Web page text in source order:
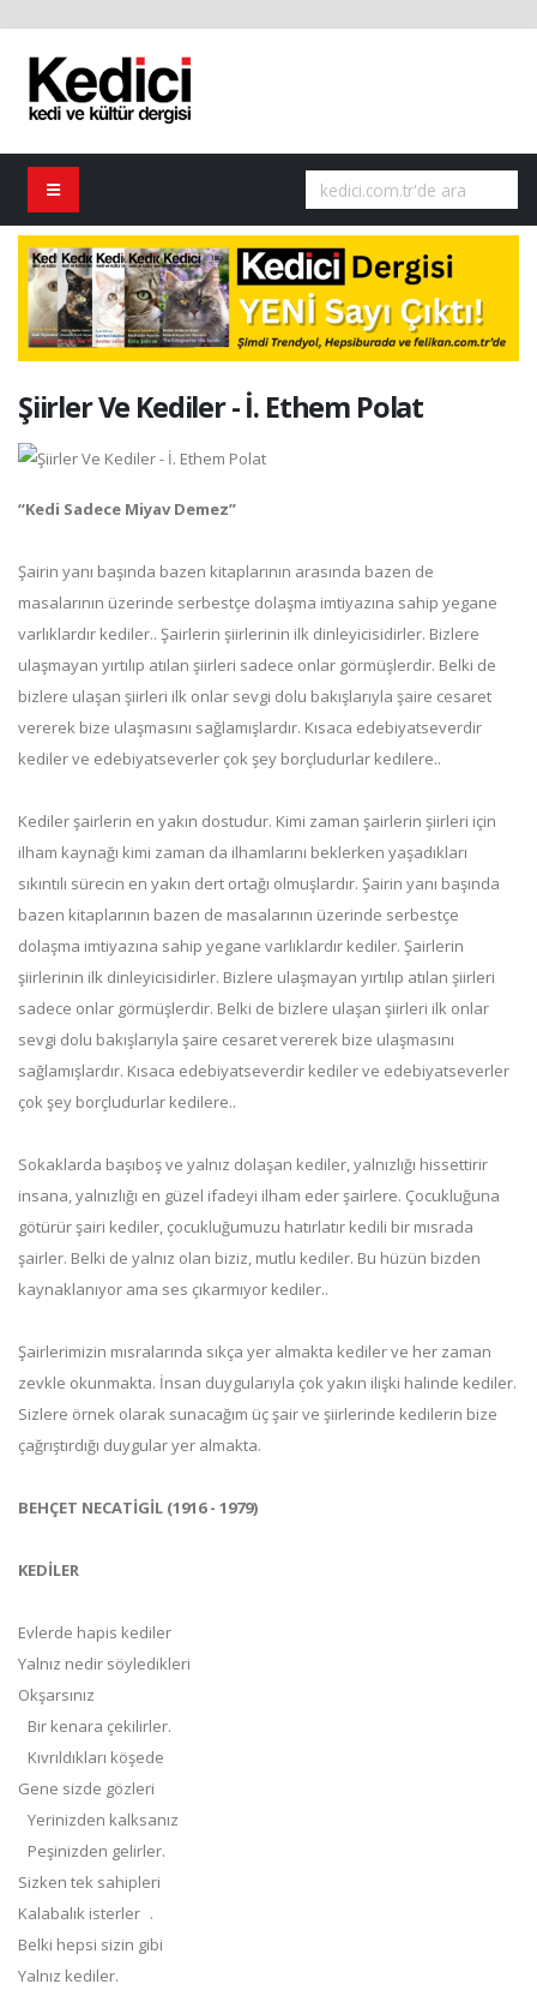
Şiirler Ve Kediler - İ. Ethem Polat
“Kedi Sadece Miyav Demez”
Şairin yanı başında bazen kitaplarının arasında bazen de
masalarının üzerinde serbestçe dolaşma imtiyazına sahip yegane
varlıklardır kediler.. Şairlerin şiirlerinin ilk dinleyicisidirler. Bizlere
ulaşmayan yırtılıp atılan şiirleri sadece onlar görmüşlerdir. Belki de
bizlere ulaşan şiirleri ilk onlar sevgi dolu bakışlarıyla şaire cesaret
vererek bize ulaşmasını sağlamışlardır. Kısaca edebiyatseverdir
kediler ve edebiyatseverler çok şey borçludurlar kedilere..
Kediler şairlerin en yakın dostudur. Kimi zaman şairlerin şiirleri için
ilham kaynağı kimi zaman da ilhamlarını beklerken yaşadıkları
sıkıntılı sürecin en yakın dert ortağı olmuşlardır. Şairin yanı başında
bazen kitaplarının bazen de masalarının üzerinde serbestçe
dolaşma imtiyazına sahip yegane varlıklardır kediler. Şairlerin
şiirlerinin ilk dinleyicisidirler. Bizlere ulaşmayan yırtılıp atılan şiirleri
sadece onlar görmüşlerdir. Belki de bizlere ulaşan şiirleri ilk onlar
sevgi dolu bakışlarıyla şaire cesaret vererek bize ulaşmasını
sağlamışlardır. Kısaca edebiyatseverdir kediler ve edebiyatseverler
çok şey borçludurlar kedilere..
Sokaklarda başıboş ve yalnız dolaşan kediler, yalnızlığı hissettirir
insana, yalnızlığı en güzel ifadeyi ilham eder şairlere. Çocukluğuna
götürür şairi kediler, çocukluğumuzu hatırlatır kedili bir mısrada
şairler. Belki de yalnız olan biziz, mutlu kediler. Bu hüzün bizden
kaynaklanıyor ama ses çıkarmıyor kediler..
Şairlerimizin mısralarında sıkça yer almakta kediler ve her zaman
zevkle okunmakta. İnsan duygularıyla çok yakın ilişki halinde kediler.
Sizlere örnek olarak sunacağım üç şair ve şiirlerinde kedilerin bize
çağrıştırdığı duygular yer almakta.
BEHÇET NECATİGİL (1916 - 1979)
KEDİLER
Evlerde hapis kediler
Yalnız nedir söyledikleri
Okşarsınız
Bir kenara çekilirler.
Kıvrıldıkları köşede
Gene sizde gözleri
Yerinizden kalksanız
Peşinizden gelirler.
Sizken tek sahipleri
Kalabalık isterler .
Belki hepsi sizin gibi
Yalnız kediler.